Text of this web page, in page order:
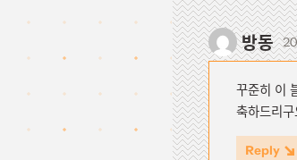
방동
꾸준히 이
축하드리
Reply